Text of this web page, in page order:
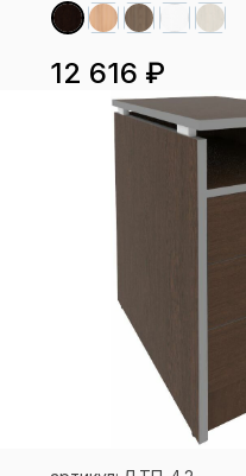
12 616 ₽